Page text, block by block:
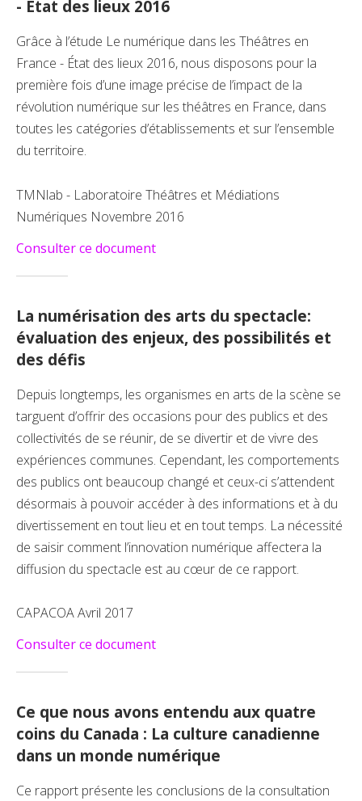
- État des lieux 2016
Grâce à l’étude Le numérique dans les Théâtres en
France - État des lieux 2016, nous disposons pour la
première fois d’une image précise de l’impact de la
révolution numérique sur les théâtres en France, dans
toutes les catégories d’établissements et sur l’ensemble
du territoire.
TMNlab - Laboratoire Théâtres et Médiations
Numériques Novembre 2016
Consulter ce document
La numérisation des arts du spectacle:
évaluation des enjeux, des possibilités et
des défis
Depuis longtemps, les organismes en arts de la scène se
targuent d’offrir des occasions pour des publics et des
collectivités de se réunir, de se divertir et de vivre des
expériences communes. Cependant, les comportements
des publics ont beaucoup changé et ceux-ci s’attendent
désormais à pouvoir accéder à des informations et à du
divertissement en tout lieu et en tout temps. La nécessité
de saisir comment l’innovation numérique affectera la
diffusion du spectacle est au cœur de ce rapport.
CAPACOA Avril 2017
Consulter ce document
Ce que nous avons entendu aux quatre
coins du Canada : La culture canadienne
dans un monde numérique
Ce rapport présente les conclusions de la consultation